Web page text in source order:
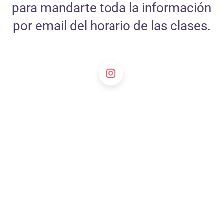
para mandarte toda la información
por email del horario de las clases.